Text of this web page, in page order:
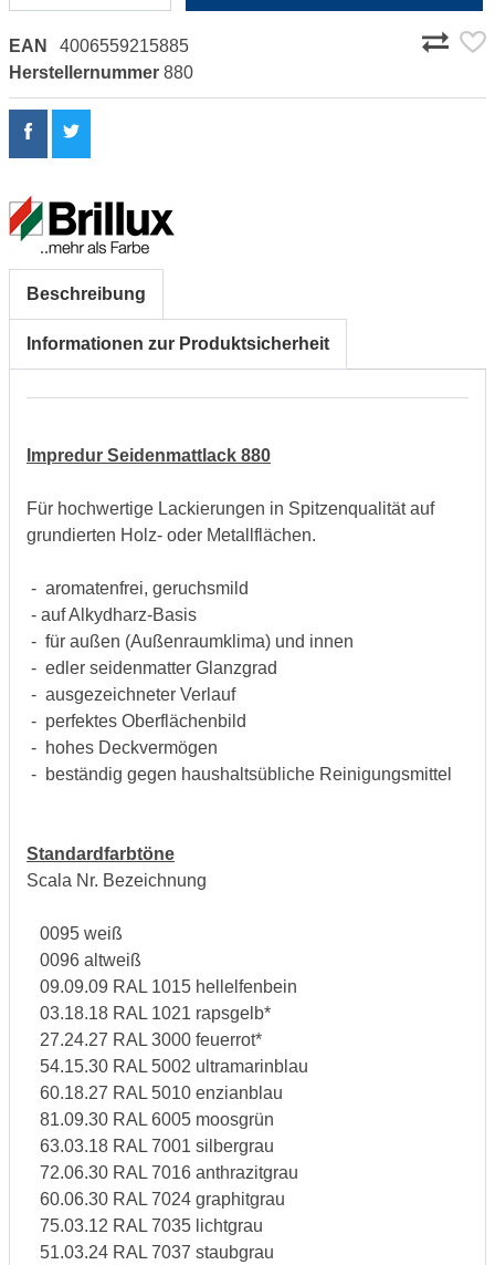
EAN
4006559215885
Herstellernummer 880
Beschreibung
Informationen zur Produktsicherheit
Impredur Seidenmattlack 880
Für hochwertige Lackierungen in Spitzenqualität auf
grundierten Holz- oder Metallflächen.
- aromatenfrei, geruchsmild
- auf Alkydharz-Basis
- für außen (Außenraumklima) und innen
- edler seidenmatter Glanzgrad
- ausgezeichneter Verlauf
- perfektes Oberflächenbild
- hohes Deckvermögen
- beständig gegen haushaltsübliche Reinigungsmittel
Standardfarbtöne
Scala Nr. Bezeichnung
0095 weiß
0096 altweiß
09.09.09 RAL 1015 hellelfenbein
03.18.18 RAL 1021 rapsgelb*
27.24.27 RAL 3000 feuerrot*
54.15.30 RAL 5002 ultramarinblau
60.18.27 RAL 5010 enzianblau
81.09.30 RAL 6005 moosgrün
63.03.18 RAL 7001 silbergrau
72.06.30 RAL 7016 anthrazitgrau
60.06.30 RAL 7024 graphitgrau
75.03.12 RAL 7035 lichtgrau
51.03.24 RAL 7037 staubgrau